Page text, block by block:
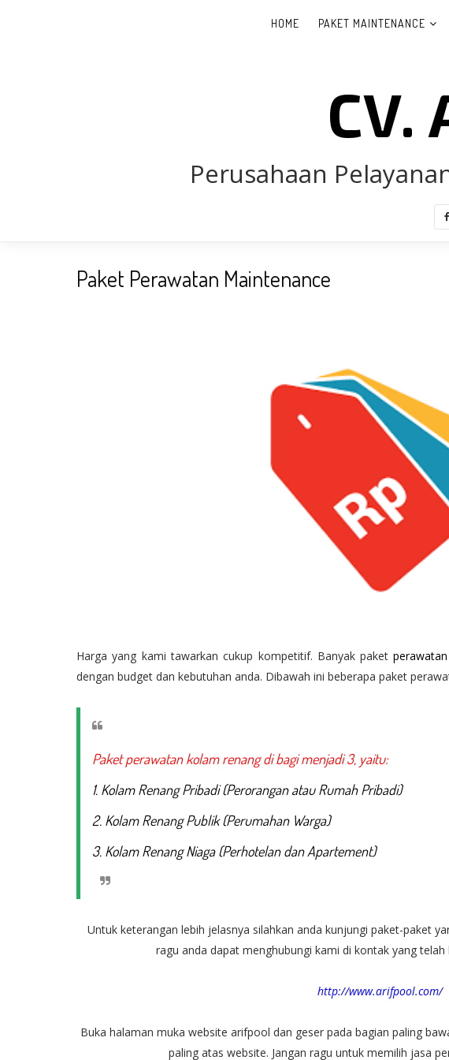
HOME PAKET MAINTENANCE
CV.
Perusahaan
Paket Perawatan Maintenance
Harga yang kami tawarkan cukup kompetitif. Banyak paket
dengan budget dan kebutuhan anda. Dibawah ini beberapa paket
Paket perawatan kolam renang di bagi menjadi 3, yaitu:
1. Kolam Renang Pribadi (Perorangan atau Rumah Pribadi)
2. Kolam Renang Publik (Perumahan Warga)
3. Kolam Renang Niaga (Perhotelan dan Apartement)
Untuk keterangan lebih jelasnya silahkan anda kunjungi paket-paket
ragu anda dapat menghubungi kami di kontak yang
http://www.arifpool.com/
Buka halaman muka website arifpool dan geser pada bagian paling
paling atas website. Jangan ragu untuk memilih jasa